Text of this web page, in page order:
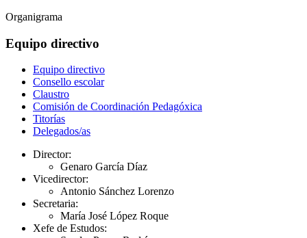
Organigrama
Equipo directivo
Equipo directivo
Consello escolar
Claustro
Comisión de Coordinación Pedagóxica
Titorías
Delegados/as
Director:
Genaro García Díaz
Vicedirector:
Antonio Sánchez Lorenzo
Secretaria:
María José López Roque
Xefe de Estudos: